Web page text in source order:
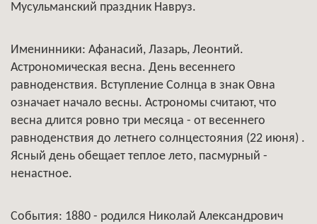
Мусульманский праздник Навруз.
Именинники: Афанасий, Лазарь, Леонтий.
Астрономическая весна. День весеннего
равноденствия. Вступление Солнца в знак Овна
означает начало весны. Астрономы считают, что
весна длится ровно три месяца - от весеннего
равноденствия до летнего солнцестояния (22 июня) .
Ясный день обещает теплое лето, пасмурный -
ненастное.
События: 1880 - родился Николай Александрович